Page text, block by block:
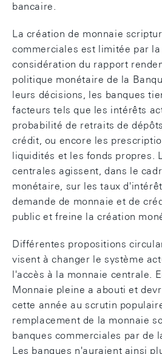
bancaire.
La création de monnaie
commerciales est limitée par la
considération du rapport
politique monétaire de la
leurs décisions, les banques
facteurs tels que les intérêts
probabilité de retraits de
crédit, ou encore les
liquidités et les fonds propres.
centrales agissent, dans le
monétaire, sur les taux
demande de monnaie et de
public et freine la création
Différentes propositions
visent à changer le système
l'accès à la monnaie centrale.
Monnaie pleine a abouti et
cette année au scrutin
remplacement de la monnaie
banques commerciales par de
Les banques n'auraient ainsi